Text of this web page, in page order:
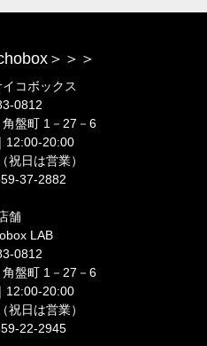
＞＞＞
コボックス
0812
盤町 1－27－6
12:00-20:00
祝日は営業）
37-2882
舗
LAB
0812
盤町 1－27－6
12:00-20:00
祝日は営業）
22-2945